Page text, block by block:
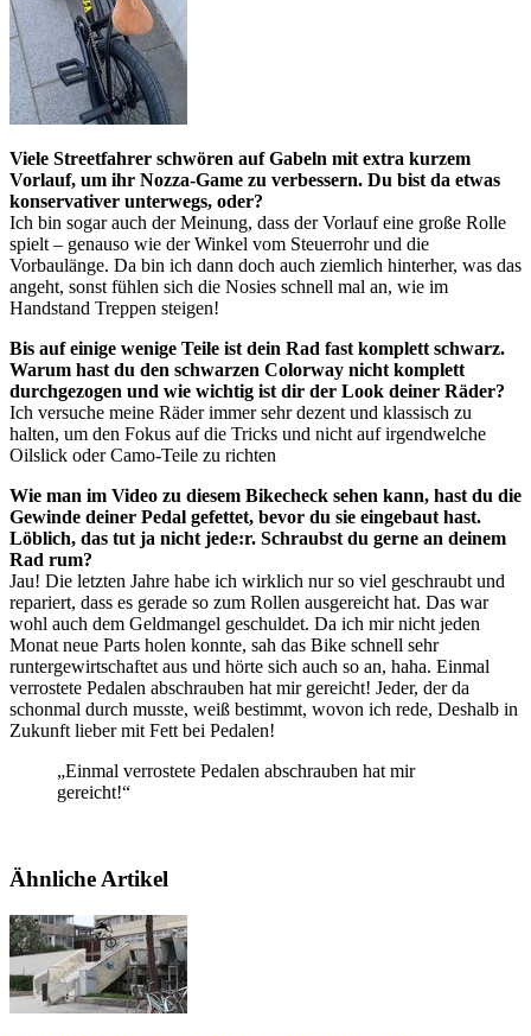
Viele Streetfahrer schwören auf Gabeln mit extra kurzem
Vorlauf, um ihr Nozza-Game zu verbessern. Du bist da etwas
konservativer unterwegs, oder?
Ich bin sogar auch der Meinung, dass der Vorlauf eine große Rolle
spielt – genauso wie der Winkel vom Steuerrohr und die
Vorbaulänge. Da bin ich dann doch auch ziemlich hinterher, was das
angeht, sonst fühlen sich die Nosies schnell mal an, wie im
Handstand Treppen steigen!
Bis auf einige wenige Teile ist dein Rad fast komplett schwarz.
Warum hast du den schwarzen Colorway nicht komplett
durchgezogen und wie wichtig ist dir der Look deiner Räder?
Ich versuche meine Räder immer sehr dezent und klassisch zu
halten, um den Fokus auf die Tricks und nicht auf irgendwelche
Oilslick oder Camo-Teile zu richten
Wie man im Video zu diesem Bikecheck sehen kann, hast du die
Gewinde deiner Pedal gefettet, bevor du sie eingebaut hast.
Löblich, das tut ja nicht jede:r. Schraubst du gerne an deinem
Rad rum?
Jau! Die letzten Jahre habe ich wirklich nur so viel geschraubt und
repariert, dass es gerade so zum Rollen ausgereicht hat. Das war
wohl auch dem Geldmangel geschuldet. Da ich mir nicht jeden
Monat neue Parts holen konnte, sah das Bike schnell sehr
runtergewirtschaftet aus und hörte sich auch so an, haha. Einmal
verrostete Pedalen abschrauben hat mir gereicht! Jeder, der da
schonmal durch musste, weiß bestimmt, wovon ich rede, Deshalb in
Zukunft lieber mit Fett bei Pedalen!
„Einmal verrostete Pedalen abschrauben hat mir
gereicht!“
Ähnliche Artikel